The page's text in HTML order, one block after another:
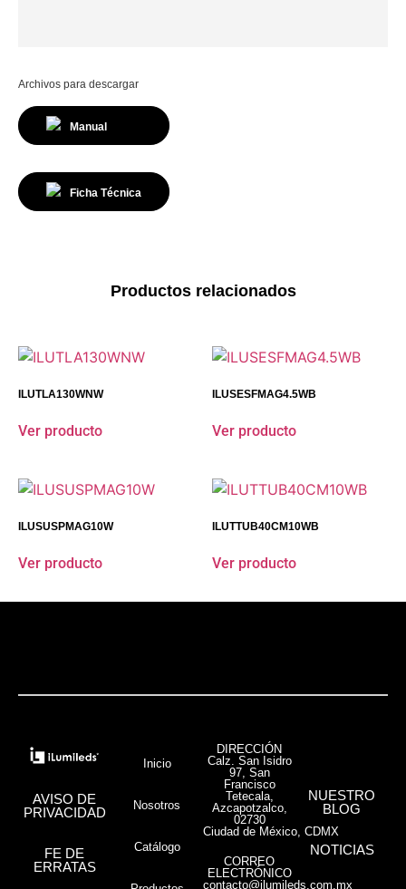
Archivos para descargar
Manual
Ficha Técnica
Productos relacionados
ILUTLA130WNW
Ver producto
ILUSESFMAG4.5WB
Ver producto
ILUSUSPMAG10W
Ver producto
ILUTTUB40CM10WB
Ver producto
AVISO DE
PRIVACIDAD
FE DE
ERRATAS
Inicio
Nosotros
Catálogo
DIRECCIÓN
Calz. San Isidro
97, San
Francisco
Tetecala,
Azcapotzalco,
02730
Ciudad de México, CDMX
CORREO
ELECTRÓNICO
contacto@ilumileds.com.mx
NUESTRO
BLOG
NOTICIAS